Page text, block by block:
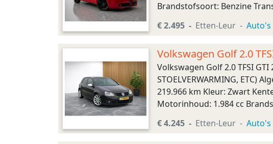
Brandstofsoort: Benzine
€ 2.495 Etten-Leur Auto's
Volkswagen Golf 2.0
CONTROL, CLIMATE,
Volkswagen Golf 2.0 TFSI GTI
STOELVERWARMING, ETC)
219.966 km Kleur: Zwart
Motorinhoud: 1.984 cc
€ 4.245 Etten-Leur Auto's